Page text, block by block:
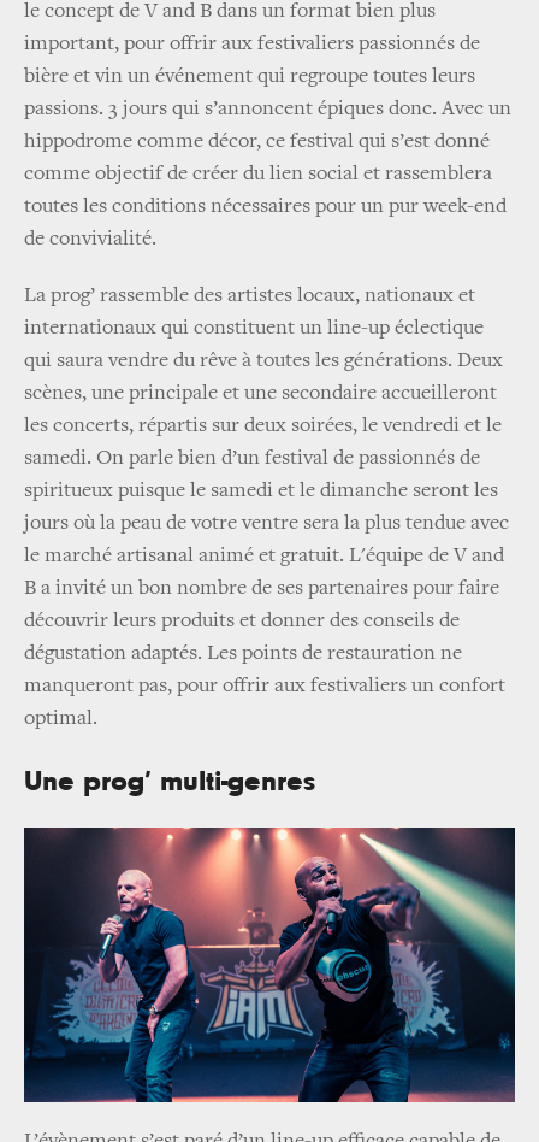
le concept de V and B dans un format bien plus
important, pour offrir aux festivaliers passionnés de
bière et vin un événement qui regroupe toutes leurs
passions. 3 jours qui s’annoncent épiques donc. Avec un
hippodrome comme décor, ce festival qui s’est donné
comme objectif de créer du lien social et rassemblera
toutes les conditions nécessaires pour un pur week-end
de convivialité.
La prog’ rassemble des artistes locaux, nationaux et
internationaux qui constituent un line-up éclectique
qui saura vendre du rêve à toutes les générations. Deux
scènes, une principale et une secondaire accueilleront
les concerts, répartis sur deux soirées, le vendredi et le
samedi. On parle bien d’un festival de passionnés de
spiritueux puisque le samedi et le dimanche seront les
jours où la peau de votre ventre sera la plus tendue avec
le marché artisanal animé et gratuit. L'équipe de V and
B a invité un bon nombre de ses partenaires pour faire
découvrir leurs produits et donner des conseils de
dégustation adaptés. Les points de restauration ne
manqueront pas, pour offrir aux festivaliers un confort
optimal.
Une prog’ multi-genres